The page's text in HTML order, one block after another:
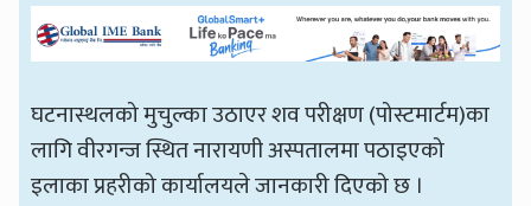
घटनास्थलको मुचुल्का उठाएर शव परीक्षण (पोस्टमार्टम)का
लागि वीरगन्ज स्थित नारायणी अस्पतालमा पठाइएको
इलाका प्रहरीको कार्यालयले जानकारी दिएको छ ।